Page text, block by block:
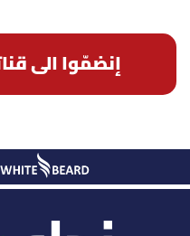
إنضمّوا الى